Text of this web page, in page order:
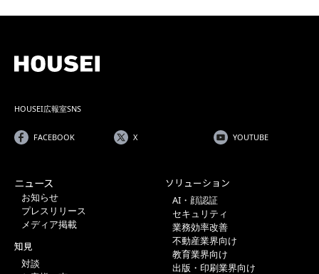
HOUSEI広報室SNS
FACEBOOK X YOUTUBE
ニュース
お知らせ
プレスリリース
メディア掲載
知見
対談
ソリューション
AI・顔認証
セキュリティ
業務効率改善
不動産業界向け
教育業界向け
出版・印刷業界向け